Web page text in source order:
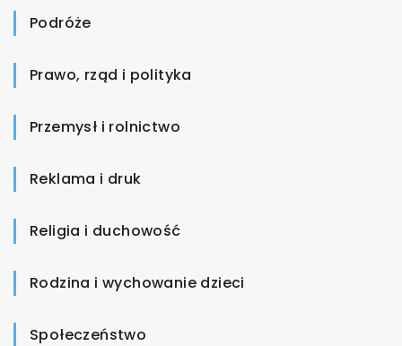
Podróże
Prawo, rząd i polityka
Przemysł i rolnictwo
Reklama i druk
Religia i duchowość
Rodzina i wychowanie dzieci
Społeczeństwo